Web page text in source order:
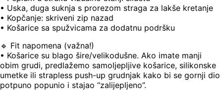
• Uska, duga suknja s prorezom straga za lakše kretanje
• Kopčanje: skriveni zip nazad
• Košarice sa spužvicama za dodatnu podršku
🔹 Fit napomena (važna!)
• Košarice su blago šire/velikodušne. Ako imate manji
obim grudi, predlažemo samoljepljive košarice, silikonske
umetke ili strapless push-up grudnjak kako bi se gornji dio
potpuno popunio i stajao “zalijepljeno”.